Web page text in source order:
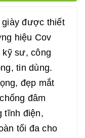
giày được thiết
hiệu Cov
sư, công
tin dùng.
đẹp mắt
đâm
tĩnh điện,
tối đa cho